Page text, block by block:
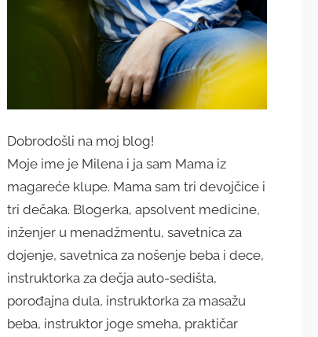
Dobrodošli na moj blog!
Moje ime je Milena i ja sam Mama iz
magareće klupe. Mama sam tri devojčice i
tri dečaka. Blogerka, apsolvent medicine,
inženjer u menadžmentu, savetnica za
dojenje, savetnica za nošenje beba i dece,
instruktorka za dečja auto-sedišta,
porođajna dula, instruktorka za masažu
beba, instruktor joge smeha, praktičar